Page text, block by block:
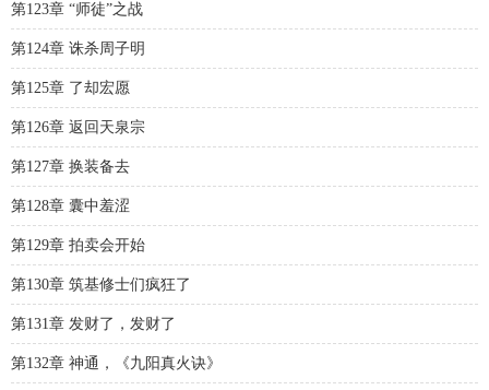
第123章 “师徒”之战
第124章 诛杀周子明
第125章 了却宏愿
第126章 返回天泉宗
第127章 换装备去
第128章 囊中羞涩
第129章 拍卖会开始
第130章 筑基修士们疯狂了
第131章 发财了，发财了
第132章 神通，《九阳真火诀》